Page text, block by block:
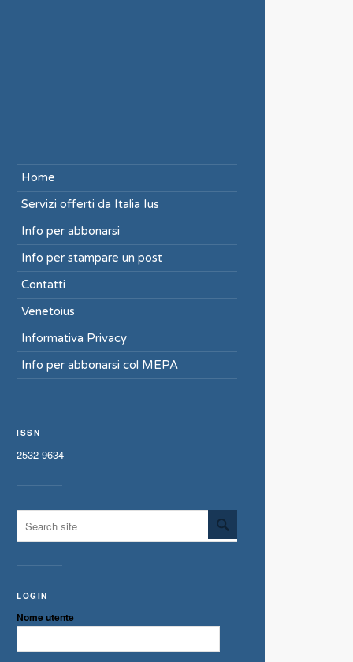
Home
Servizi offerti da Italia Ius
Info per abbonarsi
Info per stampare un post
Contatti
Venetoius
Informativa Privacy
Info per abbonarsi col MEPA
ISSN
2532-9634
LOGIN
Nome utente